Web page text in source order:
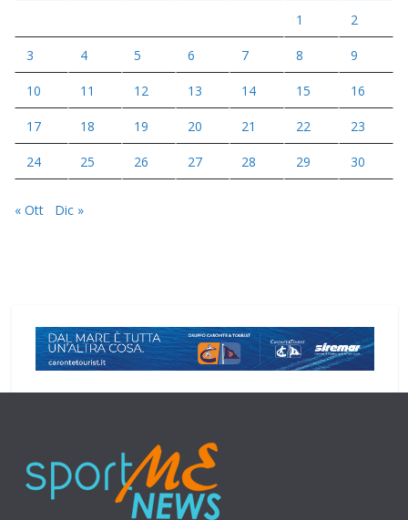
1 2
3 4 5 6 7 8 9
10 11 12 13 14 15 16
17 18 19 20 21 22 23
24 25 26 27 28 29 30
« Ott Dic »